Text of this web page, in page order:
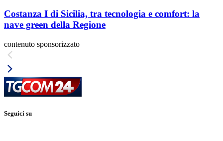
Costanza I di Sicilia, tra tecnologia e comfort: la
nave green della Regione
contenuto sponsorizzato
Seguici su